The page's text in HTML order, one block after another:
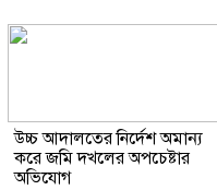
উচ্চ আদালতের নির্দেশ অমান্য
করে জমি দখলের অপচেষ্টার
অভিযোগ